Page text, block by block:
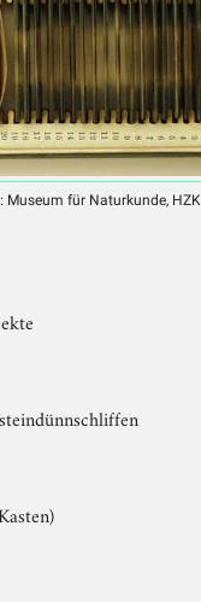
für Naturkunde, HZK